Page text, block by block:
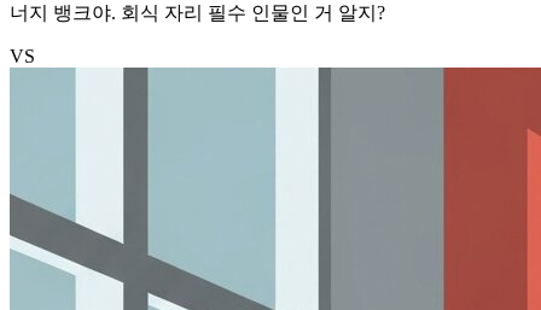
너지 뱅크야. 회식 자리 필수 인물인 거 알지?
VS